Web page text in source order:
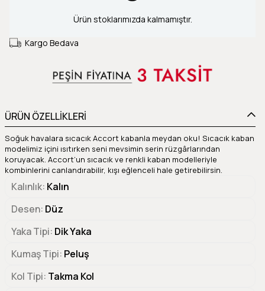
Ürün stoklarımızda kalmamıştır.
Kargo Bedava
ÜRÜN ÖZELLİKLERİ
Soğuk havalara sıcacık Accort kabanla meydan oku! Sıcacık kaban
modelimiz içini ısıtırken seni mevsimin serin rüzgârlarından
koruyacak. Accort’un sıcacık ve renkli kaban modelleriyle
kombinlerini canlandırabilir, kışı eğlenceli hale getirebilirsin.
Kalınlık Kalın
Desen Düz
Yaka Tipi Dik Yaka
Kumaş Tipi Peluş
Kol Tipi Takma Kol